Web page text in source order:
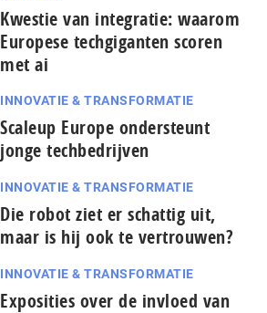
Kwestie van integratie: waarom
Europese techgiganten scoren
met ai
INNOVATIE & TRANSFORMATIE
Scaleup Europe ondersteunt
jonge techbedrijven
INNOVATIE & TRANSFORMATIE
Die robot ziet er schattig uit,
maar is hij ook te vertrouwen?
INNOVATIE & TRANSFORMATIE
Exposities over de invloed van